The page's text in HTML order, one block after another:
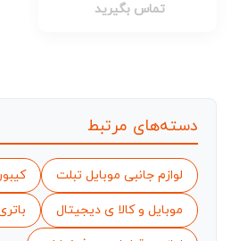
تماس بگیرید
دسته‌های مرتبط
لوازم جانبی موبایل تبلت
موبایل و کالا ی دیجیتال